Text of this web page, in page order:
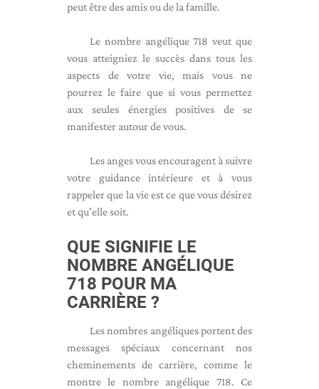
peut être des amis ou de la famille.
Le nombre angélique 718 veut que
vous atteigniez le succès dans tous les
aspects de votre vie, mais vous ne
pourrez le faire que si vous permettez
aux seules énergies positives de se
manifester autour de vous.
Les anges vous encouragent à suivre
votre guidance intérieure et à vous
rappeler que la vie est ce que vous désirez
et qu'elle soit.
QUE SIGNIFIE LE
NOMBRE ANGÉLIQUE
718 POUR MA
CARRIÈRE ?
Les nombres angéliques portent des
messages spéciaux concernant nos
cheminements de carrière, comme le
montre le nombre angélique 718. Ce